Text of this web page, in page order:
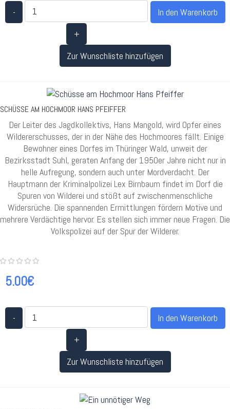
-
+
Zur Wunschliste hinzufügen
SCHÜSSE AM HOCHMOOR HANS PFEIFFER
Der Leiter des Jagdkollektivs, Hans Mangold, wird Opfer eines
Wildererschusses, der in der Nähe des Hochmoores fällt. Einige
Bewohner eines Dorfes im Thüringer Wald, unweit der
Bezirksstadt Suhl, geraten Anfang der 1950er Jahre nicht nur in
helle Aufregung, sondern auch unter Mordverdacht. Der
Hauptmann der Kriminalpolizei Lex Birnbaum findet im Dorf die
Spuren von Wilderei und stößt auf zwischenmenschliche
Widersrüche. Die spannenden Ermittlungen fördern Motive und
mehrere Verdächtige hervor. Es stellen sich immer neue Fragen. Die
Volkspolizei auf der Spur der Wilderer.
5.00€
-
+
Zur Wunschliste hinzufügen